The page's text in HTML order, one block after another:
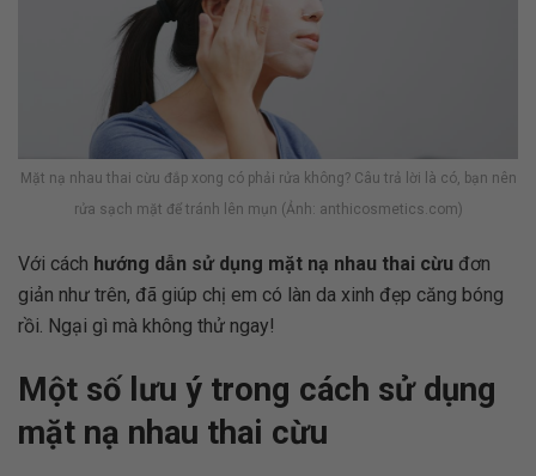
Mặt nạ nhau thai cừu đắp xong có phải rửa không? Câu trả lời là có, bạn nên
rửa sạch mặt để tránh lên mụn (Ảnh: anthicosmetics.com)
Với cách hướng dẫn sử dụng mặt nạ nhau thai cừu đơn
giản như trên, đã giúp chị em có làn da xinh đẹp căng bóng
rồi. Ngại gì mà không thử ngay!
Một số lưu ý trong cách sử dụng
mặt nạ nhau thai cừu